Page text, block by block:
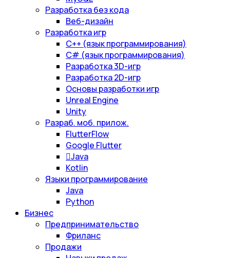
Разработка без кода
Веб-дизайн
Разработка игр
С++ (язык программирования)
С# (язык программирования)
Разработка 3D-игр
Разработка 2D-игр
Основы разработки игр
Unreal Engine
Unity
Разраб. моб. прилож.
FlutterFlow
Google Flutter
Java
Kotlin
Языки программирование
Java
Python
Бизнес
Предпринимательство
Фриланс
Продажи